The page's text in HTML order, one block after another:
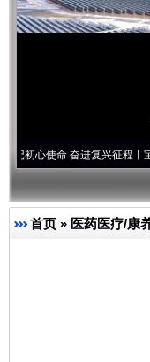
命 奋进复兴征程丨宝塔山下好
首页 » 医药医疗/康